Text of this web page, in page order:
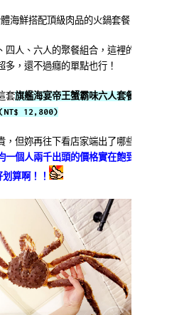
海鮮搭配頂級肉品的火鍋套餐
四人、六人的聚餐組合，這裡的
多，還不過癮的單點也行！
套旗艦海宴帝王蟹霸味六人套餐
(NT$ 12,800)
，但妳再往下看店家端出了哪些
一個人兩千出頭的價格實在飽到
划算啊！！